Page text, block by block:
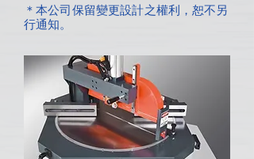
＊本公司保留變更設計之權利，恕不另
行通知。